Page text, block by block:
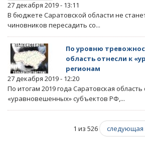
27 декабря 2019 - 13:11
В бюджете Саратовской области не
чиновников пересадить со...
По уровню
область отнесли к
регионам
27 декабря 2019 - 12:20
По итогам 2019 года Саратовская область
«уравновешенных» субъектов РФ,...
1 из 526 следующая